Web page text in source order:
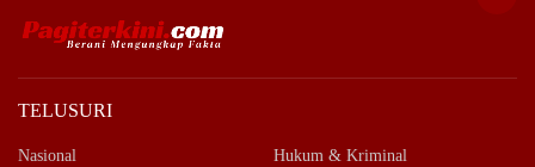
TELUSURI
Nasional Hukum & Kriminal